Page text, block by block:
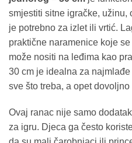
smjestiti sitne igračke,
je potrebno za izlet ili vrtić.
praktične naramenice koje
može nositi na leđima kao
30 cm je idealna za
sve što treba, a opet
Ovaj ranac nije samo
za igru. Djeca ga često